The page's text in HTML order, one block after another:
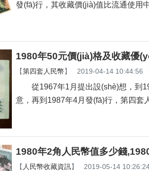
發(fā)行，其收藏價(jià)值比流通使用中
1980年50元價(jià)格及收藏優
【第四套人民幣】 2019-04-14 10:44:56
從1967年1月提出設(shè)想，到
意，再到1987年4月發(fā)行，第四
1980年2角人民幣值多少錢
【 人民幣收藏資訊】 2019-05-14